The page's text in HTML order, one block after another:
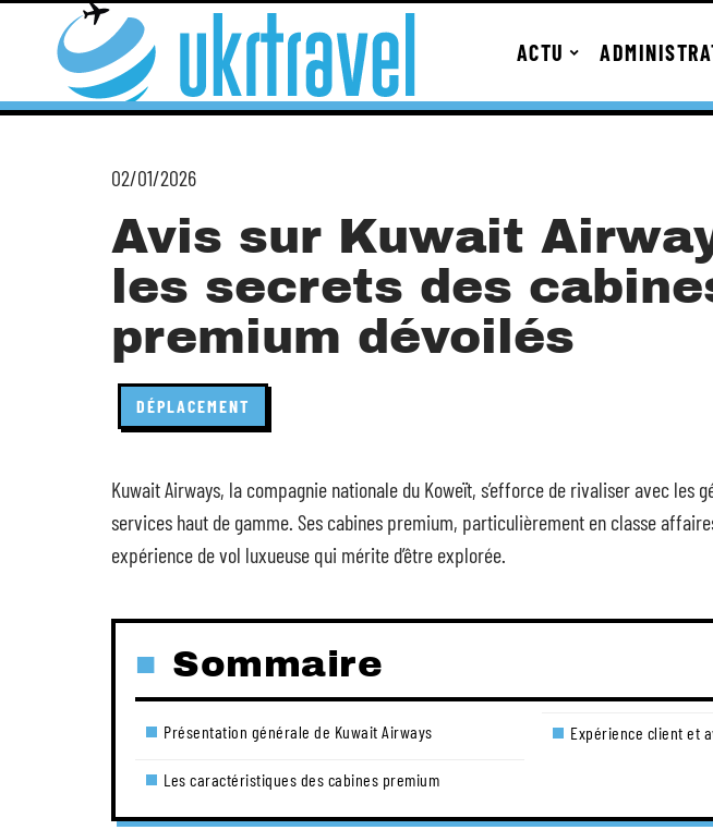
ACTU
02/01/2026
Avis sur Kuwait
les secrets des
premium dévoilés
DÉPLACEMENT
Kuwait Airways, la compagnie nationale du Koweït, s’efforce de rivaliser avec les
services haut de gamme. Ses cabines premium, particulièrement en classe
expérience de vol luxueuse qui mérite d’être explorée.
Sommaire
Présentation générale de Kuwait Airways
Les caractéristiques des cabines premium
Expérience client et